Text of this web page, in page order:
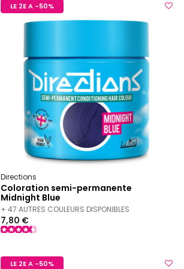
LE 2E A -50%
Directions
Coloration semi-permanente
Midnight Blue
+ 47 AUTRES COULEURS DISPONIBLES
7,80 €
LE 2E A -50%